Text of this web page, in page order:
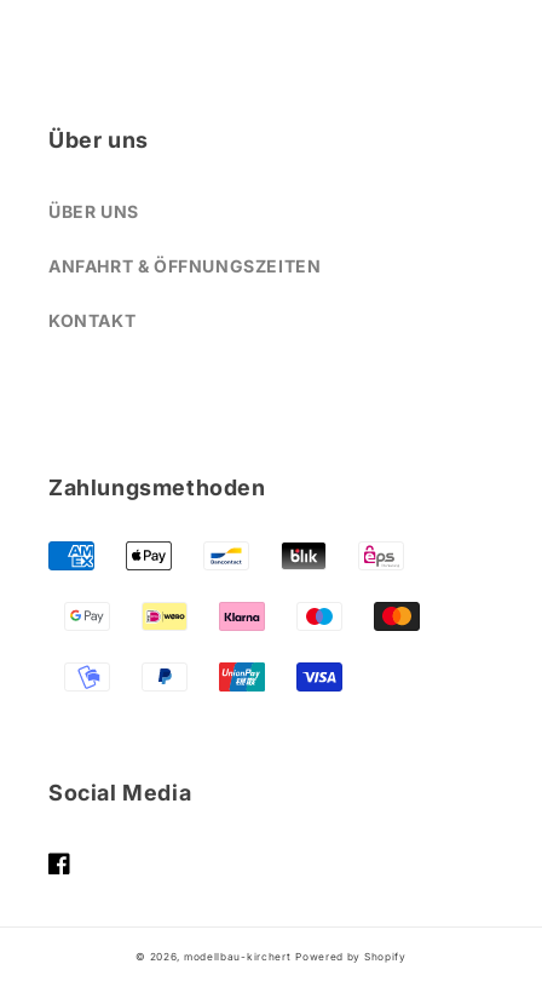
Über uns
ÜBER UNS
ANFAHRT & ÖFFNUNGSZEITEN
KONTAKT
Zahlungsmethoden
Social Media
FACEBOOK
© 2026, modellbau-kirchert Powered by Shopify